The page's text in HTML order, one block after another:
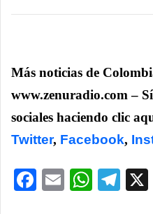
Más noticias de
www.zenuradio.com –
sociales haciendo clic
Twitter, Facebook,
Facebook
Email